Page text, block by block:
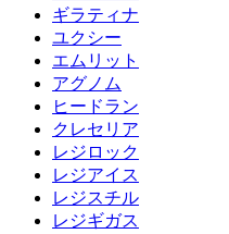
ギラティナ
ユクシー
エムリット
アグノム
ヒードラン
クレセリア
レジロック
レジアイス
レジスチル
レジギガス